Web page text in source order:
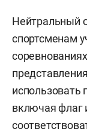
Нейтральный
спортсменам
использовать
включая флаг